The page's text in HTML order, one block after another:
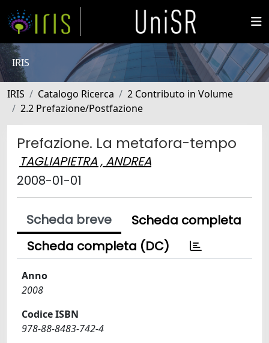
IRIS
IRIS Catalogo Ricerca
2 Contributo in Volume
2.2 Prefazione/Postfazione
Prefazione. La metafora-tempo
TAGLIAPIETRA , ANDREA
2008-01-01
Scheda breve
Scheda completa
Scheda completa (DC)
Anno
2008
Codice ISBN
978-88-8483-742-4